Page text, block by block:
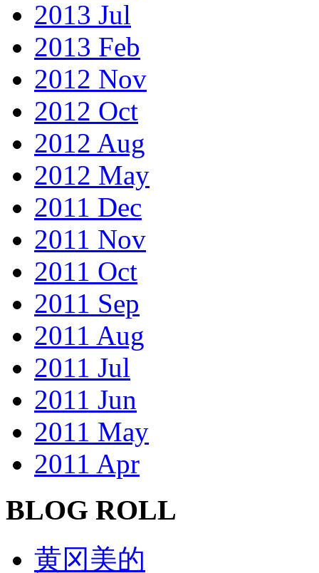
2013 Jul
2013 Feb
2012 Nov
2012 Oct
2012 Aug
2012 May
2011 Dec
2011 Nov
2011 Oct
2011 Sep
2011 Aug
2011 Jul
2011 Jun
2011 May
2011 Apr
BLOG ROLL
黄冈美的